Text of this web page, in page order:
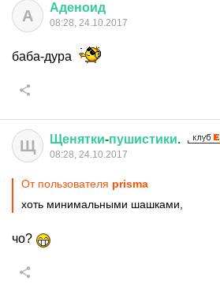
А Аденоид
08:28, 24.10.2017
баба-дура
Щ Щенятки-пушистики.
08:28, 24.10.2017
От пользователя prisma
хоть минимальными шашками,
чо?